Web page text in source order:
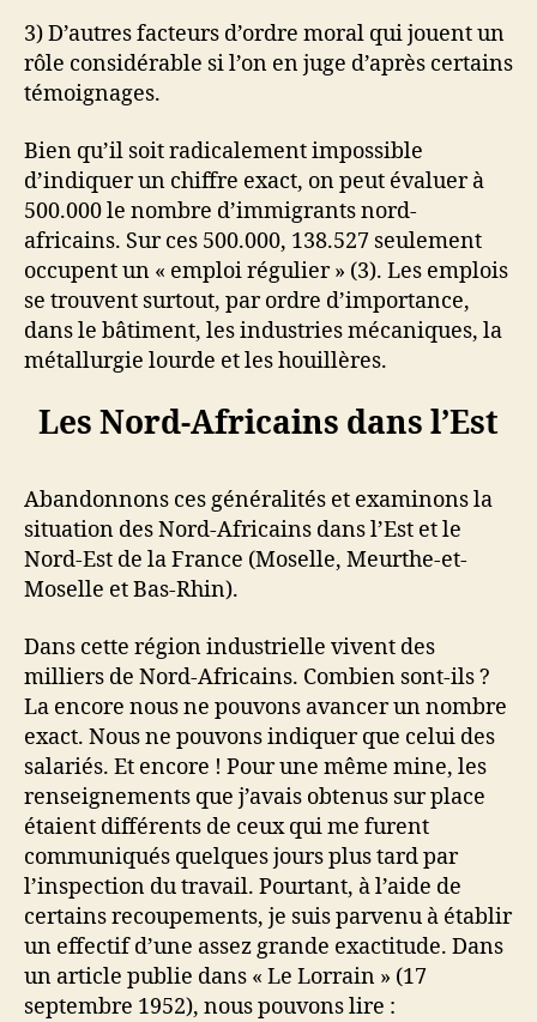
3) D’autres facteurs d’ordre moral qui jouent un
rôle considérable si l’on en juge d’après certains
témoignages.
Bien qu’il soit radicalement impossible
d’indiquer un chiffre exact, on peut évaluer à
500.000 le nombre d’immigrants nord-
africains. Sur ces 500.000, 138.527 seulement
occupent un « emploi régulier » (3). Les emplois
se trouvent surtout, par ordre d’importance,
dans le bâtiment, les industries mécaniques, la
métallurgie lourde et les houillères.
Les Nord-Africains dans l’Est
Abandonnons ces généralités et examinons la
situation des Nord-Africains dans l’Est et le
Nord-Est de la France (Moselle, Meurthe-et-
Moselle et Bas-Rhin).
Dans cette région industrielle vivent des
milliers de Nord-Africains. Combien sont-ils ?
La encore nous ne pouvons avancer un nombre
exact. Nous ne pouvons indiquer que celui des
salariés. Et encore ! Pour une même mine, les
renseignements que j’avais obtenus sur place
étaient différents de ceux qui me furent
communiqués quelques jours plus tard par
l’inspection du travail. Pourtant, à l’aide de
certains recoupements, je suis parvenu à établir
un effectif d’une assez grande exactitude. Dans
un article publie dans « Le Lorrain » (17
septembre 1952), nous pouvons lire :